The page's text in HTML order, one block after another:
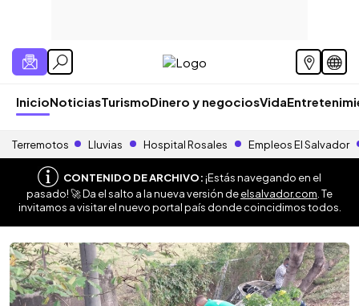
InicioNoticiasTurismoDinero y negociosVida
Terremotos Lluvias Hospital Rosales Empleos El Salvador
CONTENIDO DE ARCHIVO:¡Estás navegando en el
pasado! 🚀 Da el salto a la nueva versión deelsalvador.com . Te
invitamos a visitar el nuevo portal país donde coincidimos todos.